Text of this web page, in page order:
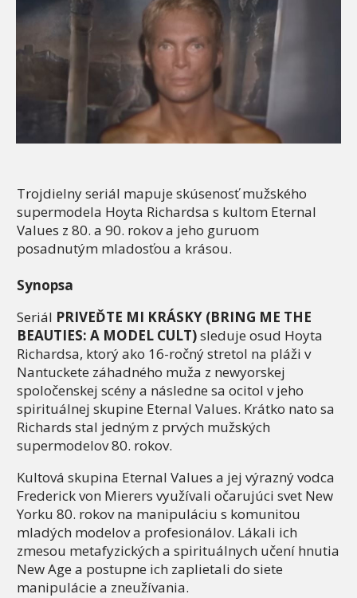
Trojdielny seriál mapuje skúsenosť mužského
supermodela Hoyta Richardsa s kultom Eternal
Values z 80. a 90. rokov a jeho guruom
posadnutým mladosťou a krásou.
Synopsa
Seriál PRIVEĎTE MI KRÁSKY (BRING ME THE
BEAUTIES: A MODEL CULT)sleduje osud Hoyta
Richardsa, ktorý ako 16-ročný stretol na pláži v
Nantuckete záhadného muža z newyorskej
spoločenskej scény a následne sa ocitol v jeho
spirituálnej skupine Eternal Values. Krátko nato sa
Richards stal jedným z prvých mužských
supermodelov 80. rokov.
Kultová skupina Eternal Values a jej výrazný vodca
Frederick von Mierers využívali očarujúci svet New
Yorku 80. rokov na manipuláciu s komunitou
mladých modelov a profesionálov. Lákali ich
zmesou metafyzických a spirituálnych učení hnutia
New Age a postupne ich zaplietali do siete
manipulácie a zneužívania.